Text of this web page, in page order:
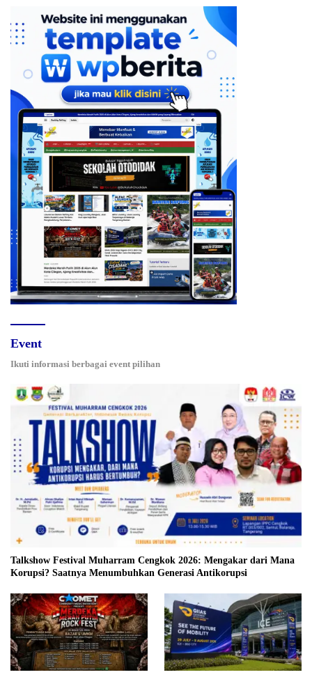
Event
Ikuti informasi berbagai event pilihan
Talkshow Festival Muharram Cengkok 2026: Mengakar dari Mana
Korupsi? Saatnya Menumbuhkan Generasi Antikorupsi